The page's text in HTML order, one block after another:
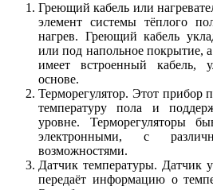
Греющий кабель или
элемент системы тёплого
нагрев. Греющий кабель
или под напольное покрытие,
имеет встроенный кабель,
основе.
Терморегулятор. Этот прибор
температуру пола и
уровне. Терморегуляторы
электронными, с
возможностями.
Датчик температуры. Датчик
передаёт информацию о